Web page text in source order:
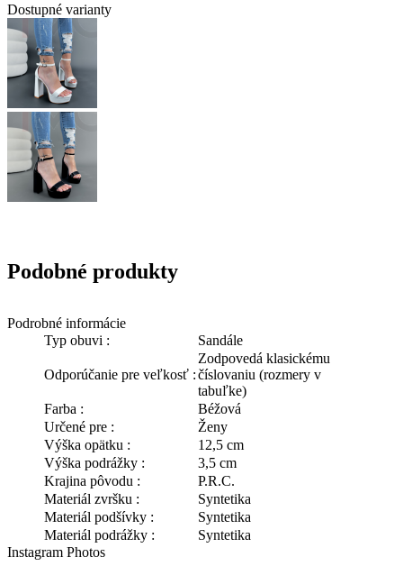
Dostupné varianty
Podrobné informácie
Typ obuvi :
Sandále
Odporúčanie pre veľkosť :
Zodpovedá klasickému
číslovaniu (rozmery v
tabuľke)
Farba :
Béžová
Určené pre :
Ženy
Výška opätku :
12,5 cm
Výška podrážky :
3,5 cm
Krajina pôvodu :
P.R.C.
Materiál zvršku :
Syntetika
Materiál podšívky :
Syntetika
Materiál podrážky :
Syntetika
Instagram Photos
Podobné produkty